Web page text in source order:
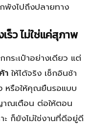
งไปถึงปลายทาง
ร็ว ไม่ใช่แค่สุภาพ
ระเป๋าอย่างเดียว แต่
าให้ได้จริง เช็กอินช้า
หรือให้คุณยืนรอแบบ
ณเตือน ต่อให้ตอน
ะ ก็ยังไม่ใช่งานที่ดีอยู่ดี